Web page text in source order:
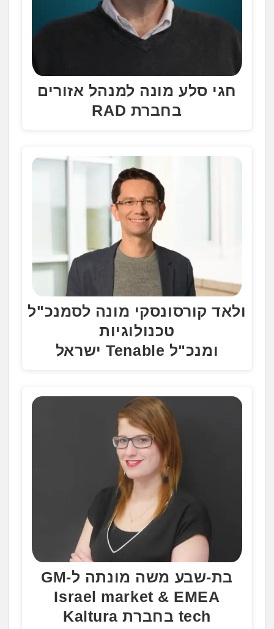
חגי סלע מונה למנהל אזורים
בחברת RAD
ולאד קורסונסקי מונה לסמנכ"ל
טכנולוגיות
ומנכ"ל Tenable ישראל
בת-שבע משה מונתה ל-GM
Israel market & EMEA
tech בחברת Kaltura